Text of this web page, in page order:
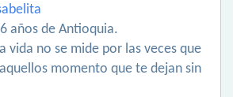
años de Antioquia.
vida no se mide por las veces que
momento que te dejan sin